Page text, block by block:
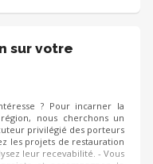
sur votre
? Pour incarner la
nous cherchons un
privilégié des porteurs
les projets de restauration
leur recevabilité. - Vous